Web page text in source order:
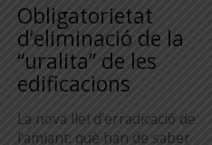
Obligatorietat
d’eliminació de la
“uralita” de les
edificacions
La nova llei d’erradicació de
l’amiant: què han de saber